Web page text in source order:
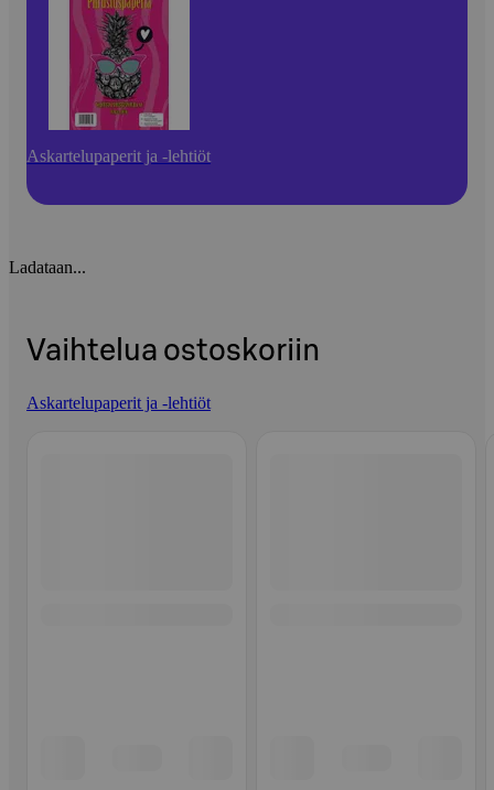
Askartelupaperit ja -lehtiöt
Ladataan...
Vaihtelua ostoskoriin
Askartelupaperit ja -lehtiöt